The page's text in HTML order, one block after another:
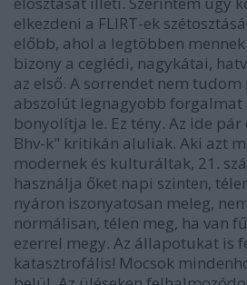
elkezdeni a FLIRT-ek
előbb, ahol a legtöbben
bizony a ceglédi, nagykátai,
az első. A sorrendet nem tudom
abszolút legnagyobb forgalmat
bonyolítja le. Ez tény. Az ide
Bhv-k" kritikán aluliak. Aki azt
modernek és kulturáltak, 21.
használja őket napi szinten,
nyáron iszonyatosan meleg,
normálisan, télen meg, ha van
ezerrel megy. Az állapotukat is
katasztrofális! Mocsok